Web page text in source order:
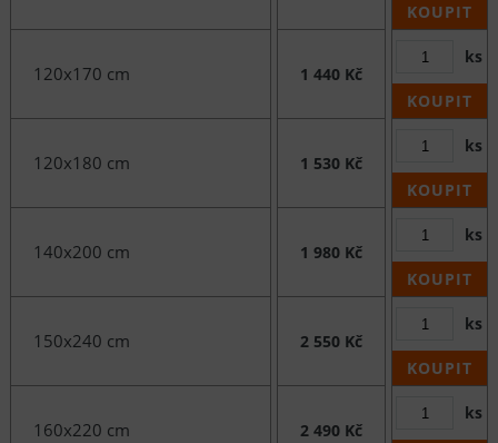
KOUPIT
120x170 cm 1 440 Kč
ks
KOUPIT
120x180 cm 1 530 Kč
ks
KOUPIT
140x200 cm 1 980 Kč
ks
KOUPIT
150x240 cm 2 550 Kč
ks
KOUPIT
160x220 cm 2 490 Kč
ks